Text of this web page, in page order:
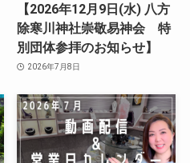
【2026年12月9日(水) 八方
除寒川神社崇敬易神会 特
別団体参拝のお知らせ】
2026年7月8日